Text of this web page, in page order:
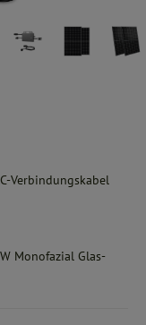
Verbindungskabel
Monofazial Glas-